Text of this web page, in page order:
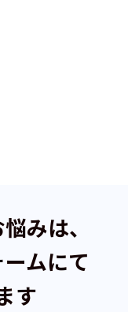
みは、
ムにて
す